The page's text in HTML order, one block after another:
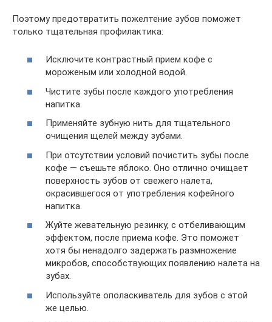
Поэтому предотвратить пожелтение зубов поможет
только тщательная профилактика:
Исключите контрастный прием кофе с
мороженым или холодной водой.
Чистите зубы после каждого употребления
напитка.
Применяйте зубную нить для тщательного
очищения щелей между зубами.
При отсутствии условий почистить зубы после
кофе — съешьте яблоко. Оно отлично очищает
поверхность зубов от свежего налета,
окрасившегося от употребления кофейного
напитка.
Жуйте жевательную резинку, с отбеливающим
эффектом, после приема кофе. Это поможет
хотя бы ненадолго задержать размножение
микробов, способствующих появлению налета на
зубах.
Используйте ополаскиватель для зубов с этой
же целью.